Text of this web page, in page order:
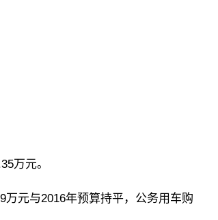
万元。
万元与2016年预算持平，公务用车购